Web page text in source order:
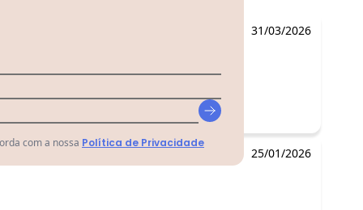
31/03/2026
25/01/2026
com a nossa Política de Privacidade